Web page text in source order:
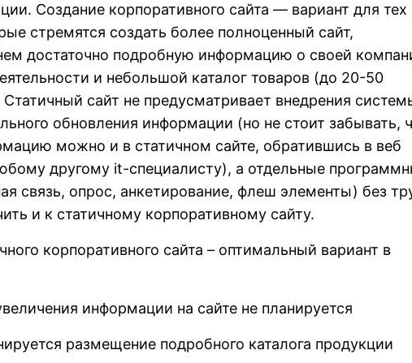
Создание корпоративного сайта — вариант для тех
стремятся создать более полноценный сайт,
достаточно подробную информацию о своей
и небольшой каталог товаров (до 20-50
сайт не предусматривает внедрения
обновления информации (но не стоит забывать,
можно и в статичном сайте, обратившись в веб
другому it-специалисту), а отдельные
связь, опрос, анкетирование, флеш элементы) без
и к статичному корпоративному сайту.
корпоративного сайта – оптимальный вариант в
информации на сайте не планируется
размещение подробного каталога продукции